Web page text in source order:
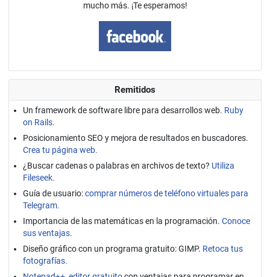
mucho más. ¡Te esperamos!
Remitidos
Un framework de software libre para desarrollos web. Ruby
on Rails.
Posicionamiento SEO y mejora de resultados en buscadores.
Crea tu página web.
¿Buscar cadenas o palabras en archivos de texto? Utiliza
Fileseek.
Guía de usuario:comprar números de teléfono virtuales para
Telegram.
Importancia de las matemáticas en la programación. Conoce
sus ventajas.
Diseño gráfico con un programa gratuito: GIMP. Retoca tus
fotografías.